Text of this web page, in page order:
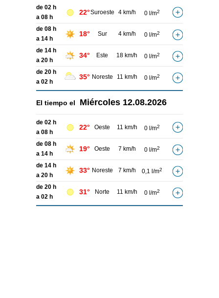
de 02 h
a 08 h
22°Suroeste 4 km/h 0 l/m2
de 08 h
a 14 h
18° Sur 4 km/h 0 l/m2
de 14 h
a 20 h
34° Este 18 km/h 0 l/m2
de 20 h
a 02 h
35° Noreste 11 km/h 0 l/m2
El tiempo el Miércoles 12.08.2026
de 02 h
a 08 h
22° Oeste 11 km/h 0 l/m2
de 08 h
a 14 h
19° Oeste 7 km/h 0 l/m2
de 14 h
a 20 h
33° Noreste 7 km/h 0,1 l/m2
de 20 h
a 02 h
31° Norte 11 km/h 0 l/m2